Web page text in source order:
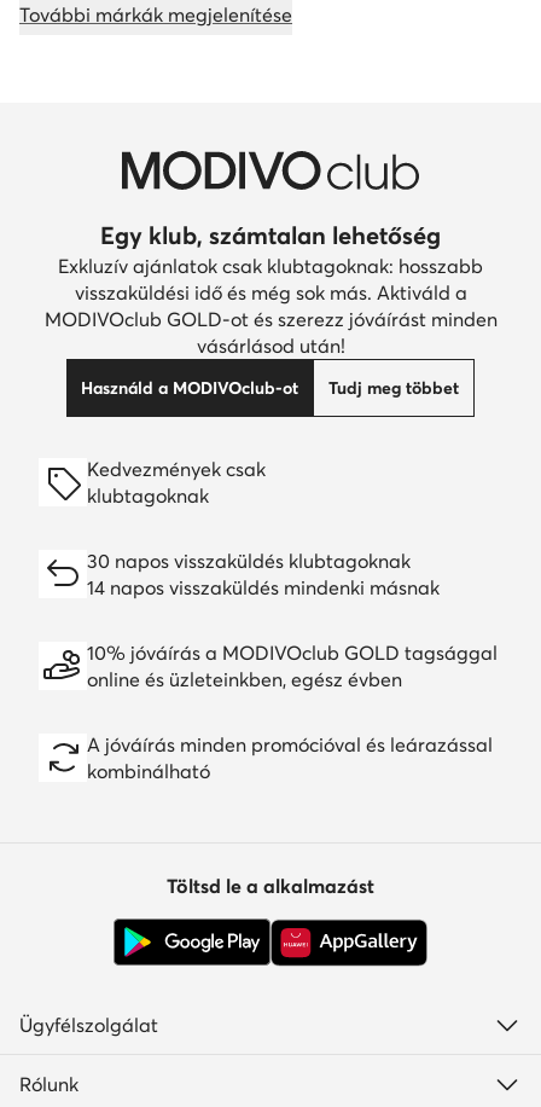
További márkák megjelenítése
Egy klub, számtalan lehetőség
Exkluzív ajánlatok csak klubtagoknak: hosszabb
visszaküldési idő és még sok más. Aktiváld a
MODIVOclub GOLD-ot és szerezz jóváírást minden
vásárlásod után!
Használd a MODIVOclub-ot Tudj meg többet
Kedvezmények csak
klubtagoknak
30 napos visszaküldés klubtagoknak
14 napos visszaküldés mindenki másnak
10% jóváírás a MODIVOclub GOLD tagsággal
online és üzleteinkben, egész évben
A jóváírás minden promócióval és leárazással
kombinálható
Töltsd le a alkalmazást
Ügyfélszolgálat
Rólunk